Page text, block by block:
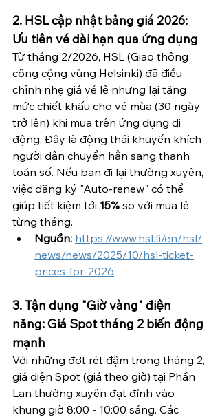
2. HSL cập nhật bảng giá 2026:
Ưu tiên vé dài hạn qua ứng dụng
Từ tháng 2/2026, HSL (Giao thông
công cộng vùng Helsinki) đã điều
chỉnh nhẹ giá vé lẻ nhưng lại tăng
mức chiết khấu cho vé mùa (30 ngày
trở lên) khi mua trên ứng dụng di
động. Đây là động thái khuyến khích
người dân chuyển hẳn sang thanh
toán số. Nếu bạn đi lại thường xuyên,
việc đăng ký "Auto-renew" có thể
giúp tiết kiệm tới 15% so với mua lẻ
từng tháng.
Nguồn: https://www.hsl.fi/en/hsl/
news/news/2025/10/hsl-ticket-
prices-for-2026
3. Tận dụng "Giờ vàng" điện
năng: Giá Spot tháng 2 biến động
mạnh
Với những đợt rét đậm trong tháng 2,
giá điện Spot (giá theo giờ) tại Phần
Lan thường xuyên đạt đỉnh vào
khung giờ 8:00 - 10:00 sáng. Các